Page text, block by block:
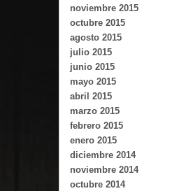
noviembre 2015
octubre 2015
agosto 2015
julio 2015
junio 2015
mayo 2015
abril 2015
marzo 2015
febrero 2015
enero 2015
diciembre 2014
noviembre 2014
octubre 2014